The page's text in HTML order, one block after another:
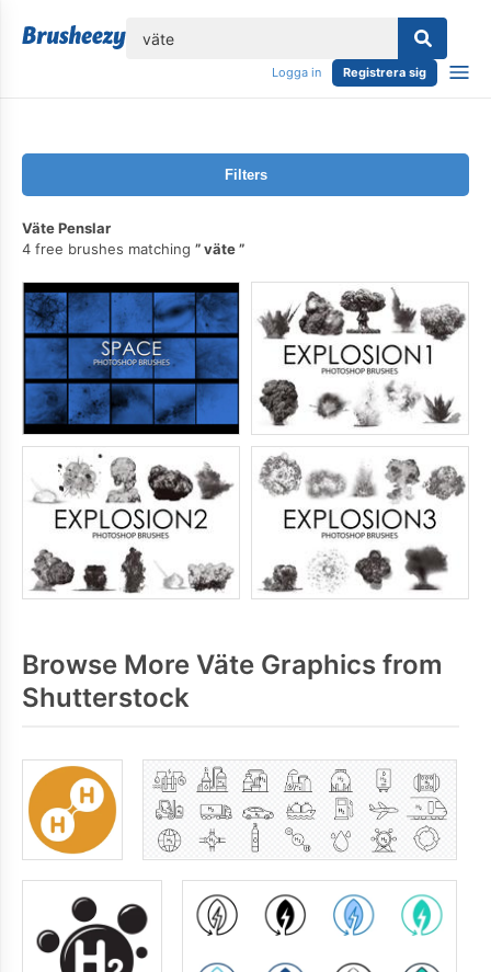
Logga in Registrera sig
Filters
Väte Penslar
4 free brushes matching
väte
Browse More Väte Graphics from
Shutterstock